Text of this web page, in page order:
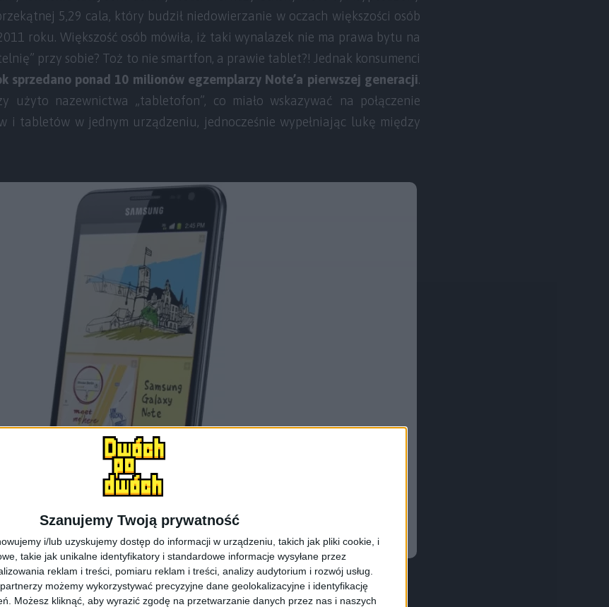
Szanujemy Twoją prywatność
i/lub uzyskujemy dostęp do informacji w urządzeniu, takich jak pliki cookie, i
takie jak unikalne identyfikatory i standardowe informacje wysyłane przez
reklam i treści, pomiaru reklam i treści, analizy audytorium i rozwój usług.
możemy wykorzystywać precyzyjne dane geolokalizacyjne i identyfikację
Możesz kliknąć, aby wyrazić zgodę na przetwarzanie danych przez nas i naszych
5,29 cala, który budził niedowierzanie w oczach większości osób
roku. Większość osób mówiła, iż taki wynalazek nie ma prawa bytu na
przy sobie? Toż to nie smartfon, a prawie tablet?! Jednak konsumenci
sprzedano ponad 10 milionów egzemplarzy Note’a pierwszej generacji.
użyto nazewnictwa „tabletofon”, co miało wskazywać na połączenie
i tabletów w jednym urządzeniu, jednocześnie wypełniając lukę między
Samsung Galaxy Note / fot. Samsung